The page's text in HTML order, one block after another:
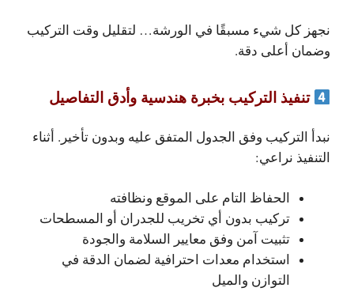
نجهز كل شيء مسبقًا في الورشة… لتقليل وقت التركيب
وضمان أعلى دقة.
تنفيذ التركيب بخبرة هندسية وأدق التفاصيل
نبدأ التركيب وفق الجدول المتفق عليه وبدون تأخير. أثناء
التنفيذ نراعي:
الحفاظ التام على الموقع ونظافته
تركيب بدون أي تخريب للجدران أو المسطحات
تثبيت آمن وفق معايير السلامة والجودة
استخدام معدات احترافية لضمان الدقة في
التوازن والميل